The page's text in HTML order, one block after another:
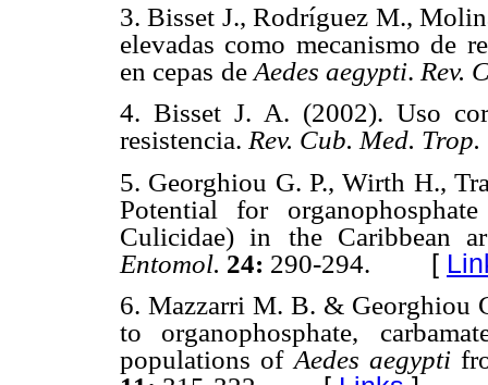
3. Bisset J., Rodríguez M.,
elevadas como mecanismo de
en cepas de Aedes aegypti. Rev.
4. Bisset J. A. (2002). Uso
resistencia. Rev. Cub. Med. Trop.
5. Georghiou G. P., Wirth H.,
Potential for organophosphate
Culicidae) in
the Caribbean
Entomol. 24: 290-294. [
6. Mazzarri M. B. & Georghiou
to organophosphate,
populations of Aedes aegypti